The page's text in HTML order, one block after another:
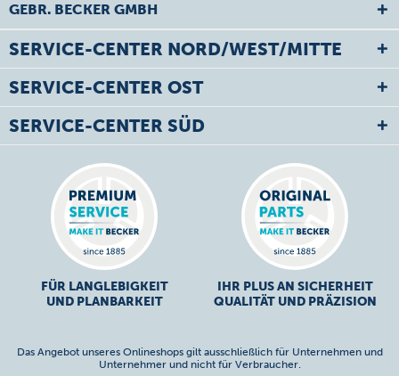
GEBR. BECKER GMBH
SERVICE-CENTER NORD/WEST/MITTE
SERVICE-CENTER OST
SERVICE-CENTER SÜD
FÜR LANGLEBIGKEIT
UND PLANBARKEIT
IHR PLUS AN SICHERHEIT
QUALITÄT UND PRÄZISION
Das Angebot unseres Onlineshops gilt ausschließlich für Unternehmen und
Unternehmer und nicht für Verbraucher.